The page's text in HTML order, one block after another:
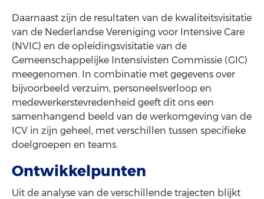
Daarnaast zijn de resultaten van de kwaliteitsvisitatie
van de Nederlandse Vereniging voor Intensive Care
(NVIC) en de opleidingsvisitatie van de
Gemeenschappelijke Intensivisten Commissie (GIC)
meegenomen. In combinatie met gegevens over
bijvoorbeeld verzuim, personeelsverloop en
medewerkerstevredenheid geeft dit ons een
samenhangend beeld van de werkomgeving van de
ICV in zijn geheel, met verschillen tussen specifieke
doelgroepen en teams.
Ontwikkelpunten
Uit de analyse van de verschillende trajecten blijkt